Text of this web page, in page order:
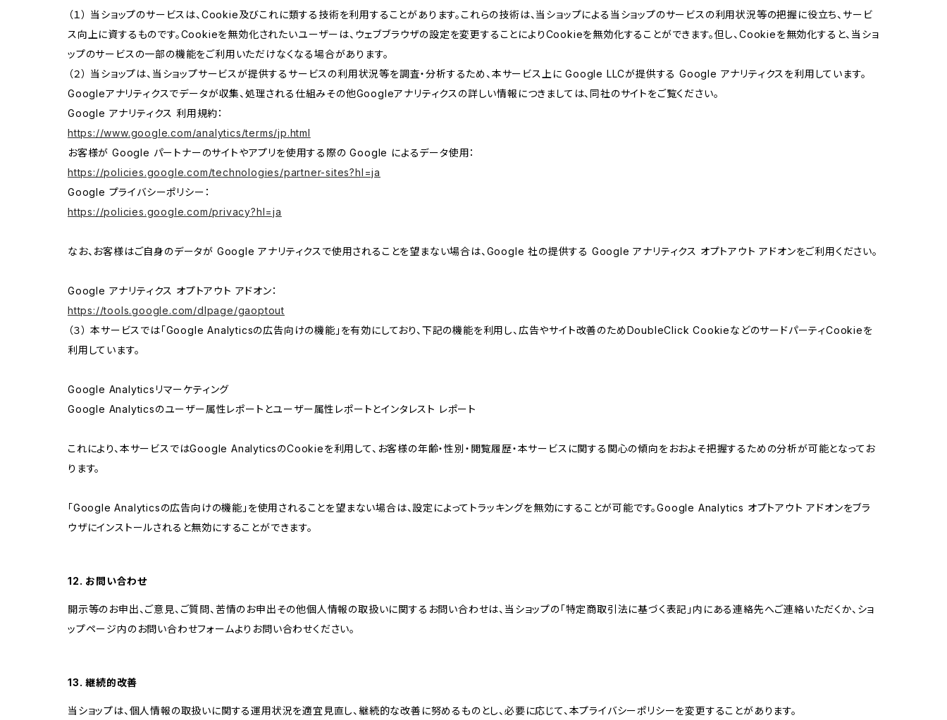
（１） 当ショップのサービスは、Cookie及びこれに類する技術を利用することがあります。これらの技術は、当ショップによる当ショップのサービスの利用状況等の把握に役立ち、サービ
ス向上に資するものです。Cookieを無効化されたいユーザーは、ウェブブラウザの設定を変更することによりCookieを無効化することができます。但し、Cookieを無効化すると、当ショ
ップのサービスの一部の機能をご利用いただけなくなる場合があります。
（２） 当ショップは、当ショップサービスが提供するサービスの利用状況等を調査・分析するため、本サービス上に Google LLCが提供する Google アナリティクスを利用しています。
Googleアナリティクスでデータが収集、処理される仕組みその他Googleアナリティクスの詳しい情報につきましては、同社のサイトをご覧ください。
Google アナリティクス 利用規約：
https://www.google.com/analytics/terms/jp.html
お客様が Google パートナーのサイトやアプリを使用する際の Google によるデータ使用：
https://policies.google.com/technologies/partner-sites?hl=ja
Google プライバシーポリシー：
https://policies.google.com/privacy?hl=ja
なお、お客様はご自身のデータが Google アナリティクスで使用されることを望まない場合は、Google 社の提供する Google アナリティクス オプトアウト アドオンをご利用ください。
Google アナリティクス オプトアウト アドオン：
https://tools.google.com/dlpage/gaoptout
（３） 本サービスでは「Google Analyticsの広告向けの機能」を有効にしており、下記の機能を利用し、広告やサイト改善のためDoubleClick CookieなどのサードパーティCookieを
利用しています。
Google Analyticsリマーケティング
Google Analyticsのユーザー属性レポートとユーザー属性レポートとインタレスト レポート
これにより、本サービスではGoogle AnalyticsのCookieを利用して、お客様の年齢・性別・閲覧履歴・本サービスに関する関心の傾向をおおよそ把握するための分析が可能となってお
ります。
「Google Analyticsの広告向けの機能」を使用されることを望まない場合は、設定によってトラッキングを無効にすることが可能です。Google Analytics オプトアウト アドオンをブラ
ウザにインストールされると無効にすることができます。
12. お問い合わせ
開示等のお申出、ご意見、ご質問、苦情のお申出その他個人情報の取扱いに関するお問い合わせは、当ショップの「特定商取引法に基づく表記」内にある連絡先へご連絡いただくか、ショ
ップページ内のお問い合わせフォームよりお問い合わせください。
13. 継続的改善
当ショップは、個人情報の取扱いに関する運用状況を適宜見直し、継続的な改善に努めるものとし、必要に応じて、本プライバシーポリシーを変更することがあります。